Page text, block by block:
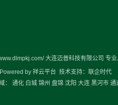
大连迈普科技有限公司 专
Powered by 祥云平台 技术支持： 联企时代
： 通化 白城 锦州 盘锦 沈阳 大连 黑河市 通